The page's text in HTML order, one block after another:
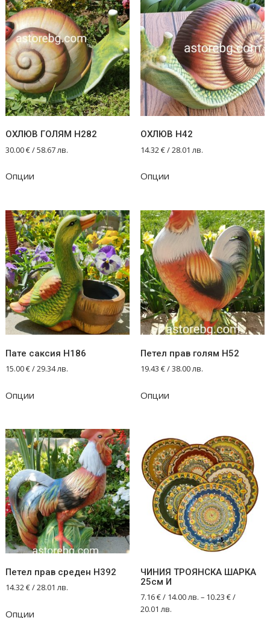
ОХЛЮВ ГОЛЯМ Н282
30.00€/ 58.67 лв.
Опции
ОХЛЮВ Н42
14.32€/ 28.01 лв.
Опции
Пате саксия Н186
15.00€/ 29.34 лв.
Опции
Петел прав голям Н52
19.43 €/ 38.00 лв.
Опции
Петел прав среден Н392
14.32€/ 28.01 лв.
Опции
ЧИНИЯ ТРОЯНСКА ШАРКА
25см И
7.16€/ 14.00 лв. – 10.23 €/
20.01 лв.